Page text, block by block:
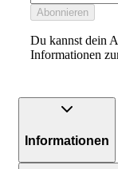
Abonnieren
Du kannst dein
Informationen
Informationen